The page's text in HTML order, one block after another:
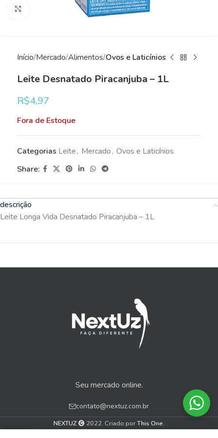
Clique para ampliar
Início Mercado Alimentos Ovos e Laticínios
Leite Desnatado Piracanjuba – 1L
R$4,97
Fora de Estoque
Categorias Leite, Mercado, Ovos e Laticínios
Share:
descrição
Leite Longa Vida Desnatado Piracanjuba – 1L
Seu mercado online.
contato@nextuz.com.br
NEXTUZ 2022. Criado porThis One.